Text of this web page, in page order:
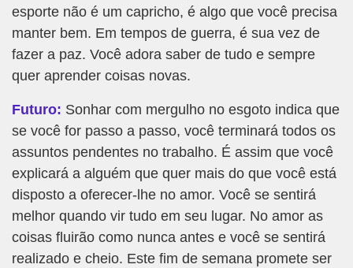
esporte não é um capricho, é algo que você precisa
manter bem. Em tempos de guerra, é sua vez de
fazer a paz. Você adora saber de tudo e sempre
quer aprender coisas novas.
Futuro: Sonhar com mergulho no esgoto indica que
se você for passo a passo, você terminará todos os
assuntos pendentes no trabalho. É assim que você
explicará a alguém que quer mais do que você está
disposto a oferecer-lhe no amor. Você se sentirá
melhor quando vir tudo em seu lugar. No amor as
coisas fluirão como nunca antes e você se sentirá
realizado e cheio. Este fim de semana promete ser